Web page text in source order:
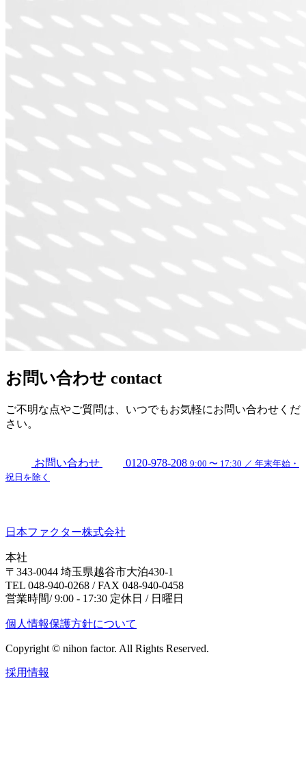
お問い合わせ contact
ご不明な点やご質問は、いつでもお気軽にお問い合わせくだ
さい。
お問い合わせ 0120-978-208 9:00 〜 17:30 ／ 年末年始・
祝日を除く
日本ファクター株式会社
本社
〒343-0044 埼玉県越谷市大泊430-1
TEL 048-940-0268 / FAX 048-940-0458
営業時間/ 9:00 - 17:30 定休日 / 日曜日
個人情報保護方針について
Copyright © nihon factor. All Rights Reserved.
採用情報